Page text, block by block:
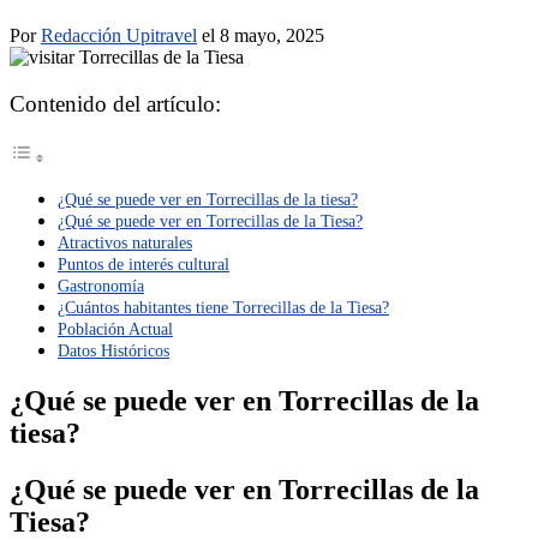
PorRedacción Upitravel el 8 mayo, 2025
Contenido del artículo:
¿Qué se puede ver en Torrecillas de la tiesa?
¿Qué se puede ver en Torrecillas de la Tiesa?
Atractivos naturales
Puntos de interés cultural
Gastronomía
¿Cuántos habitantes tiene Torrecillas de la Tiesa?
Población Actual
Datos Históricos
¿Qué se puede ver en Torrecillas de la
tiesa?
¿Qué se puede ver en Torrecillas de la
Tiesa?